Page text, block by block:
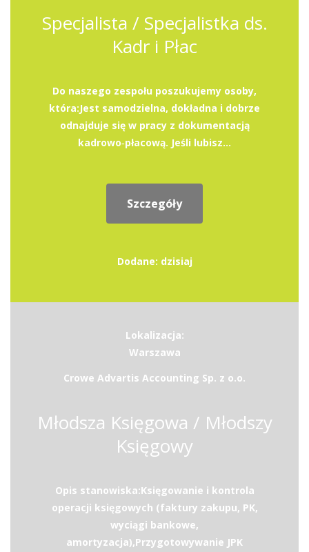
Specjalista / Specjalistka ds.
Kadr i Płac
Do naszego zespołu poszukujemy osoby,
która:Jest samodzielna, dokładna i dobrze
odnajduje się w pracy z dokumentacją
kadrowo‑płacową. Jeśli lubisz...
Szczegóły
Dodane: dzisiaj
Lokalizacja:
Warszawa
Crowe Advartis Accounting Sp. z o.o.
Młodsza Księgowa / Młodszy
Księgowy
Opis stanowiska:Księgowanie i kontrola
operacji księgowych (faktury zakupu, PK,
wyciągi bankowe,
amortyzacja),Przygotowywanie JPK